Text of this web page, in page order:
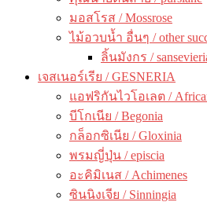
มอสโรส / Mossrose
ไม้อวบน้ำ อื่นๆ / other
ลิ้นมังกร /
เจสเนอร์เรีย / GESNERIA
แอฟริกันไวโอเลต /
บีโกเนีย / Begonia
กล็อกซิเนีย / Gloxinia
พรมญี่ปุ่น / episcia
อะคิมิเนส / Achimenes
ซินนิงเจีย / Sinningia